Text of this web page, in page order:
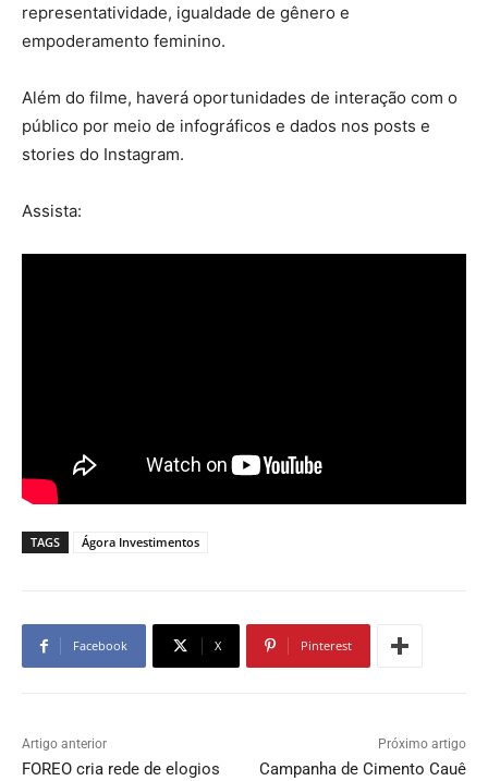
representatividade, igualdade de gênero e
empoderamento feminino.
Além do filme, haverá oportunidades de interação com o
público por meio de infográficos e dados nos posts e
stories do Instagram.
Assista:
TAGS Ágora Investimentos
Facebook X Pinterest
Artigo anterior
FOREO cria rede de elogios
Próximo artigo
Campanha de Cimento Cauê